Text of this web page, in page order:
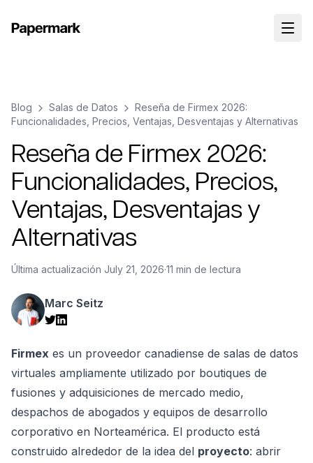
Blog Salas de Datos
Reseña de Firmex 2026:
Funcionalidades, Precios, Ventajas, Desventajas y Alternativas
Reseña de Firmex 2026:
Funcionalidades, Precios,
Ventajas, Desventajas y
Alternativas
Última actualización July 21, 2026·11 min de lectura
Marc Seitz
Firmex es un proveedor canadiense de salas de datos
virtuales ampliamente utilizado por boutiques de
fusiones y adquisiciones de mercado medio,
despachos de abogados y equipos de desarrollo
corporativo en Norteamérica. El producto está
construido alrededor de la idea del proyecto: abrir